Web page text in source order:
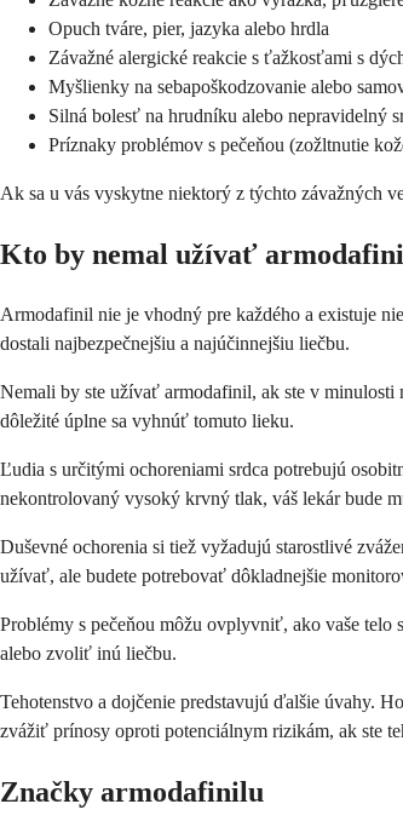
Opuch tváre, pier, jazyka alebo hrdla
Závažné alergické reakcie s ťažkosťami s
Myšlienky na sebapoškodzovanie alebo
Silná bolesť na hrudníku alebo nepravidelný
Príznaky problémov s pečeňou (zožltnutie
Ak sa u vás vyskytne niektorý z týchto závažných
Kto by nemal užívať
Armodafinil nie je vhodný pre každého a existuje
dostali najbezpečnejšiu a najúčinnejšiu liečbu.
Nemali by ste užívať armodafinil, ak ste v minulosti
dôležité úplne sa vyhnúť tomuto lieku.
Ľudia s určitými ochoreniami srdca potrebujú
nekontrolovaný vysoký krvný tlak, váš lekár bude
Duševné ochorenia si tiež vyžadujú starostlivé
užívať, ale budete potrebovať dôkladnejšie
Problémy s pečeňou môžu ovplyvniť, ako vaše telo
alebo zvoliť inú liečbu.
Tehotenstvo a dojčenie predstavujú ďalšie úvahy.
zvážiť prínosy oproti potenciálnym rizikám, ak ste
Značky armodafinilu